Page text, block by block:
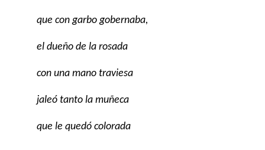
que con garbo gobernaba,
el dueño de la rosada
con una mano traviesa
jaleó tanto la muñeca
que le quedó colorada